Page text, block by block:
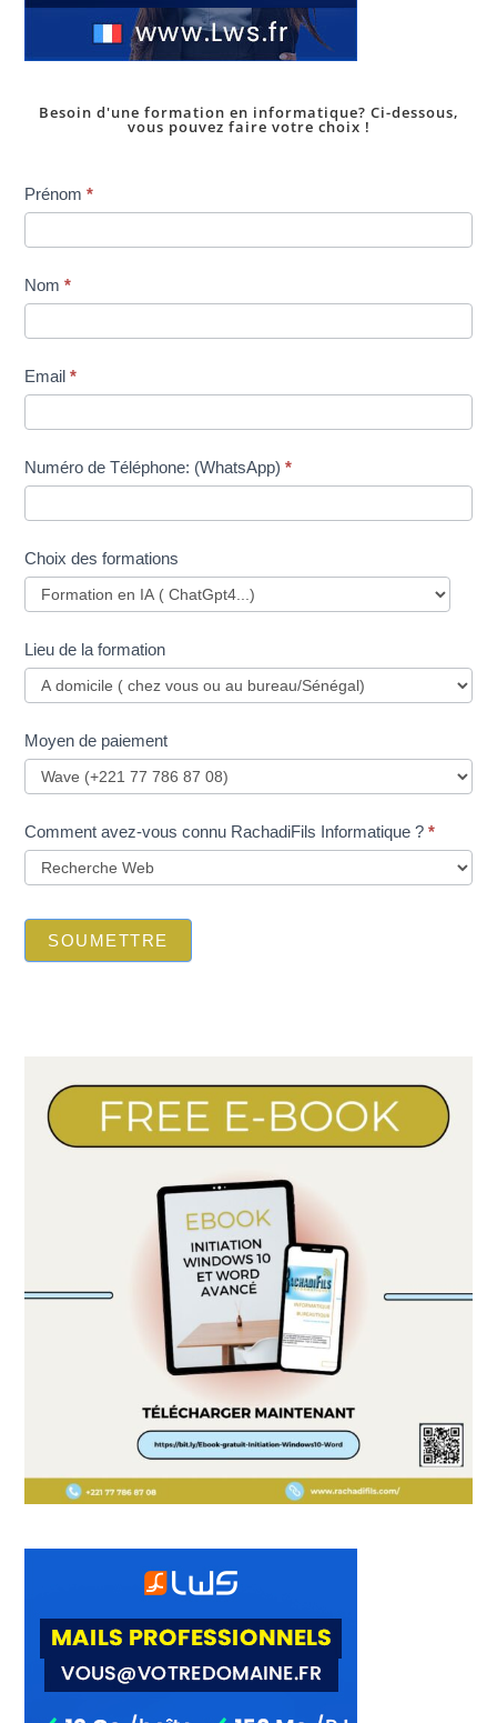
Besoin d'une formation en informatique? Ci-dessous,
vous pouvez faire votre choix !
Inscription
dans
une
Prénom*
Nom*
Email*
Numéro de Téléphone: (WhatsApp)*
Choix des formations
Lieu de la formation
Moyen de paiement
Comment avez-vous connu RachadiFils Informatique ?*
SOUMETTRE